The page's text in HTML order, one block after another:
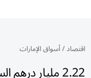
اقتصاد/أسواق الإمارات
2.22 مليار درهم السيولة